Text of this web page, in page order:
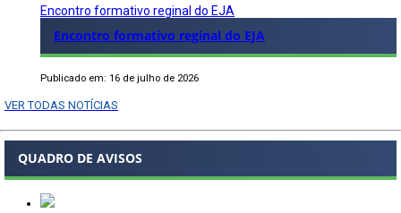
Encontro formativo reginal do EJA
Encontro formativo reginal do EJA
Publicado em: 16 de julho de 2026
VER TODAS NOTÍCIAS
QUADRO DE AVISOS